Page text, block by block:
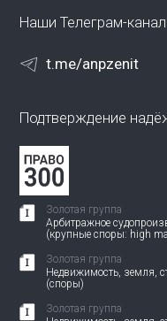
Наши Телеграм-
t.me/anpzenit
Подтверждение
Золотая группа
Арбитражное
(крупные споры: high
Золотая группа
Недвижимость, земля,
(споры)
Золотая группа